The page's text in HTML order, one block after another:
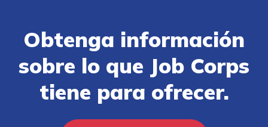
Obtenga información
sobre lo que Job Corps
tiene para ofrecer.